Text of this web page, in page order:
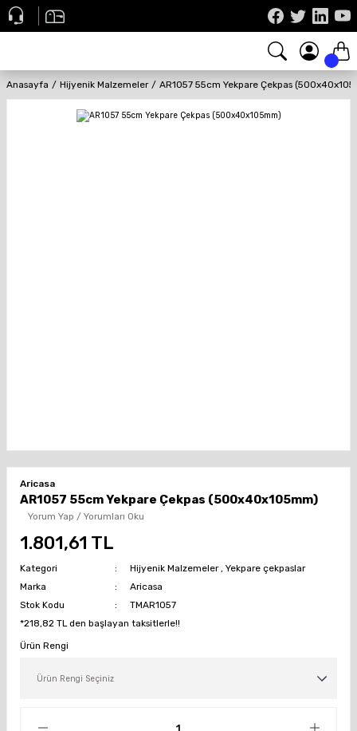
Anasayfa Hijyenik Malzemeler AR1057 55cm Yekpare Çekpas
Aricasa
AR1057 55cm Yekpare Çekpas (500x40x105mm)
Yorum Yap / Yorumları Oku
1.801,61 TL
Kategori Hijyenik Malzemeler ,Yekpare çekpaslar
Marka
Aricasa
Stok Kodu
TMAR1057
*218,82 TL den başlayan taksitlerle!!
Ürün Rengi